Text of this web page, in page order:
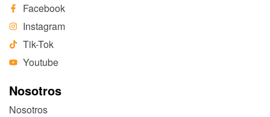
Facebook
Instagram
Tik-Tok
Youtube
Nosotros
Nosotros